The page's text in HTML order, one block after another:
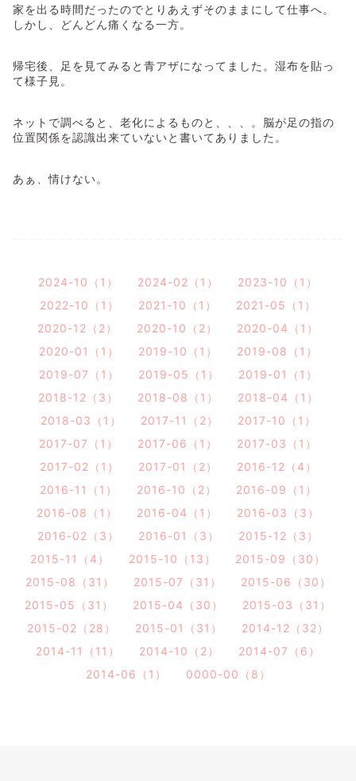
家を出る時間だったのでとりあえずそのままにして仕事へ。
しかし、どんどん痛くなる一方。
帰宅後、足を見てみると青アザになってました。湿布を貼っ
て様子見。
ネットで調べると、老化によるものと、、、。脳が足の指の
位置関係を認識出来ていないと書いてありました。
あぁ、情けない。
2024-10（1） 2024-02（1）
2023-10（1）
2022-10（1）
2021-10（1）
2021-05（1）
2020-12（2）
2020-10（2）
2020-04（1）
2020-01（1）
2019-10（1）
2019-08（1）
2019-07（1）
2019-05（1）
2019-01（1）
2018-12（3）
2018-08（1）
2018-04（1）
2018-03（1）
2017-11（2）
2017-10（1）
2017-07（1）
2017-06（1）
2017-03（1）
2017-02（1）
2017-01（2）
2016-12（4）
2016-11（1）
2016-10（2）
2016-09（1）
2016-08（1）
2016-04（1）
2016-03（3）
2016-02（3）
2016-01（3）
2015-12（3）
2015-11（4）
2015-10（13）
2015-09（30）
2015-08（31）
2015-07（31）
2015-06（30）
2015-05（31）
2015-04（30）
2015-03（31）
2015-02（28）
2015-01（31）
2014-12（32）
2014-11（11）
2014-10（2）
2014-07（6）
2014-06（1）
0000-00（8）